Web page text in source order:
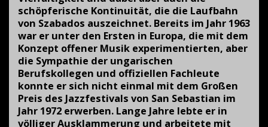
schöpferische Kontinuität, die die Laufbahn
von Szabados auszeichnet. Bereits im Jahr 1963
war er unter den Ersten in Europa, die mit dem
Konzept offener Musik experimentierten, aber
die Sympathie der ungarischen
Berufskollegen und offiziellen Fachleute
konnte er sich nicht einmal mit dem Großen
Preis des Jazzfestivals von San Sebastian im
Jahr 1972 erwerben. Lange Jahre lebte er in
völliger Ausklammerung und arbeitete mit